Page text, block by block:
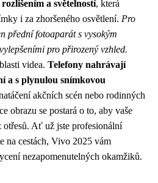
a světelností, která
i za zhoršeného osvětlení. Pro
přední fotoaparát s vysokým
pro přirozený vzhled.
videa. Telefony nahrávají
a s plynulou snímkovou
akčních scén nebo rodinných
obrazu se postará o to, aby vaše
otřesů. Ať už jste profesionální
na cestách, Vivo 2025 vám
nezapomenutelných okamžiků.